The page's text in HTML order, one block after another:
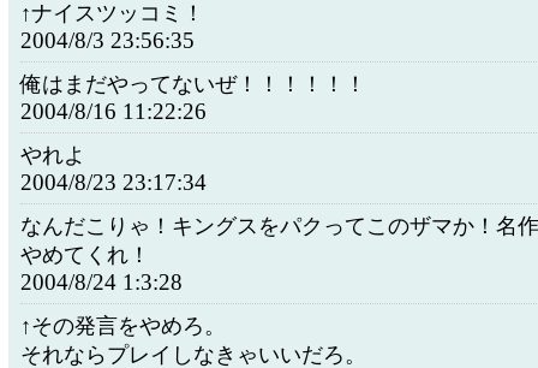
↑ナイスツッコミ！
2004/8/3 23:56:35
俺はまだやってないぜ！！！！！！
2004/8/16 11:22:26
やれよ
2004/8/23 23:17:34
なんだこりゃ！キングスをパクってこのザマか！名
やめてくれ！
2004/8/24 1:3:28
↑その発言をやめろ。
それならプレイしなきゃいいだろ。